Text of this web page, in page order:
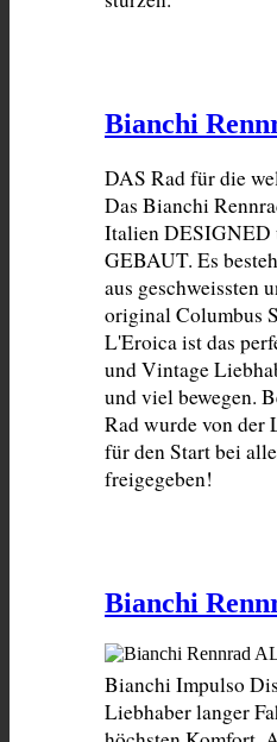
Bianchi
DAS Rad für die
Das Bianchi
Italien DESIGNED
GEBAUT. Es
aus geschweissten
original Columbus
L'Eroica ist das
und Vintage
und viel bewegen.
Rad wurde von
für den Start bei
freigegeben!
Bianchi
Bianchi Impulso
Liebhaber langer